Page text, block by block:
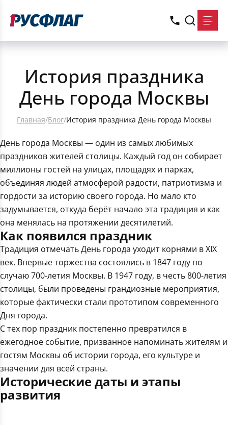
История праздника
День города Москвы
Главная/Блог/История праздника День города Москвы
День города Москвы — один из самых любимых
праздников жителей столицы. Каждый год он собирает
миллионы гостей на улицах, площадях и парках,
объединяя людей атмосферой радости, патриотизма и
гордости за историю своего города. Но мало кто
задумывается, откуда берёт начало эта традиция и как
она менялась на протяжении десятилетий.
Как появился праздник
Традиция отмечать День города уходит корнями в XIX
век. Впервые торжества состоялись в 1847 году по
случаю 700-летия Москвы. В 1947 году, в честь 800-летия
столицы, были проведены грандиозные мероприятия,
которые фактически стали прототипом современного
Дня города.
С тех пор праздник постепенно превратился в
ежегодное событие, призванное напоминать жителям и
гостям Москвы об истории города, его культуре и
значении для всей страны.
Исторические даты и этапы
развития